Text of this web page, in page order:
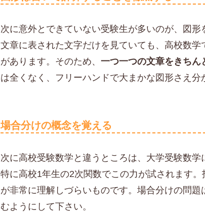
次に意外とできていない受験生が多いのが、図形
文章に表された文字だけを見ていても、高校数
があります。そのため、一つ一つの文章をきちん
は全くなく、フリーハンドで大まかな図形さえ分
場合分けの概念を覚える
次に高校受験数学と違うところは、大学受験数学
特に高校1年生の2次関数でこの力が試されます
が非常に理解しづらいものです。場合分けの問
むようにして下さい。